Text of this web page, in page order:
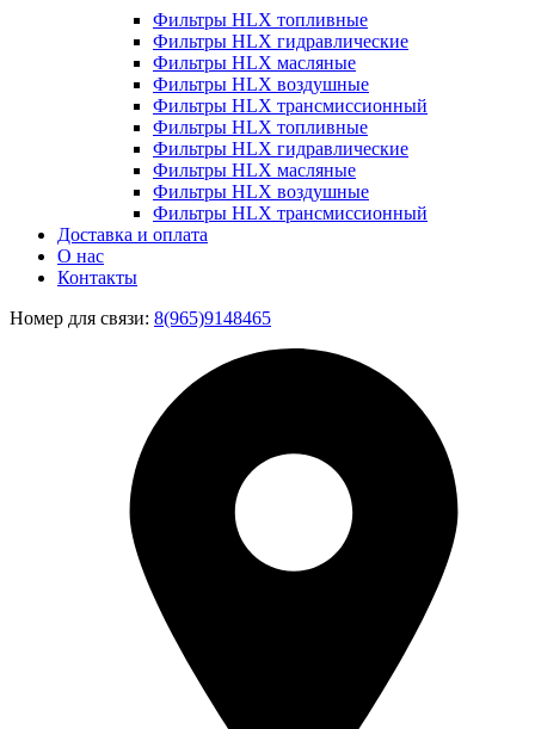
Фильтры HLX топливные
Фильтры HLX гидравлические
Фильтры HLX масляные
Фильтры HLX воздушные
Фильтры HLX трансмиссионный
Фильтры HLX топливные
Фильтры HLX гидравлические
Фильтры HLX масляные
Фильтры HLX воздушные
Фильтры HLX трансмиссионный
Доставка и оплата
О нас
Контакты
Номер для связи: 8(965)9148465